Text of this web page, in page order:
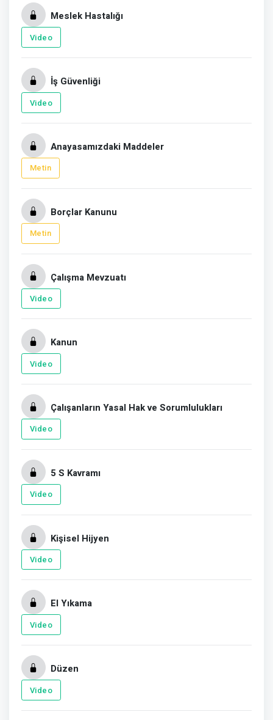
Meslek Hastalığı
Video
İş Güvenliği
Video
Anayasamızdaki Maddeler
Metin
Borçlar Kanunu
Metin
Çalışma Mevzuatı
Video
Kanun
Video
Çalışanların Yasal Hak ve Sorumlulukları
Video
5 S Kavramı
Video
Kişisel Hijyen
Video
El Yıkama
Video
Düzen
Video